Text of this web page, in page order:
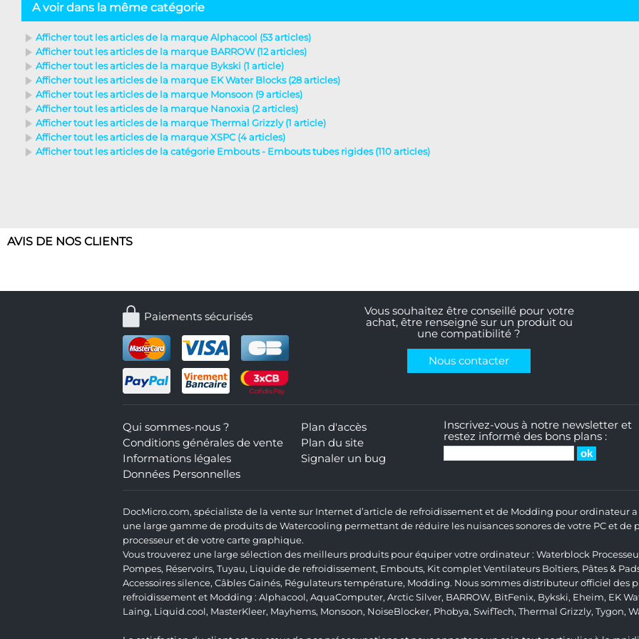
A voir dans la même catégorie
Afficher tout les articles de la marque Alphacool (53 articles)
Afficher tout les articles de la marque BARROW (12 articles)
Afficher tout les articles de la marque Bykski (1 article)
Afficher tout les articles de la marque EK Water Blocks (28 articles)
Afficher tout les articles de la marque Monsoon (9 articles)
Afficher tout les articles de la marque Nanoxia (2 articles)
Afficher tout les articles de la marque Thermal Grizzly (1 article)
Afficher tout les articles de la marque XSPC (4 articles)
Afficher tout les articles de la catégorie Embouts - Embouts tubes rigides (110 articles)
AVIS DE NOS CLIENTS
Paiements sécurisés
Vous souhaitez être conseillé pour votre
achat, être renseigné sur un produit ou
une compatibilité ?
Nous contacter
Qui sommes-nous ?
Conditions générales de vente
Informations légales
Données Personnelles
Plan d'accès
Plan du site
Signaler un bug
Inscrivez-vous à notre newsletter et
restez informé des bons plans :
DocMicro.com, spécialiste de la vente sur Internet d’article de refroidissement et de Modding pour ordinateur
une large gamme de produits de Watercooling permettant de réduire les nuisances sonores de votre PC et de
processeur et de votre carte graphique.
Vous trouverez une large sélection des meilleurs produits pour équiper votre ordinateur : Waterblock
Pompes, Réservoirs, Tuyau, Liquide de refroidissement, Embouts, Kit complet Ventilateurs Boîtiers, Pâtes &
Accessoires silence, Câbles Gainés, Régulateurs température, Modding. Nous sommes distributeur officiel des
refroidissement et Modding : Alphacool , AquaComputer, Arctic Silver, BARROW, BitFenix, Bykski, Eheim, EK
Laing, Liquid.cool , MasterKleer, Mayhems, Monsoon, NoiseBlocker, Phobya, SwifTech, Thermal Grizzly, Tygon,